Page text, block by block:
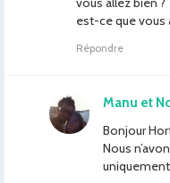
est-ce que vous
Répondre
Manu et
Bonjour
Nous